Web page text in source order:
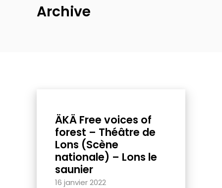
Archive
ÄKÄ Free voices of
forest – Théâtre de
Lons (Scène
nationale) – Lons le
saunier
16 janvier 2022